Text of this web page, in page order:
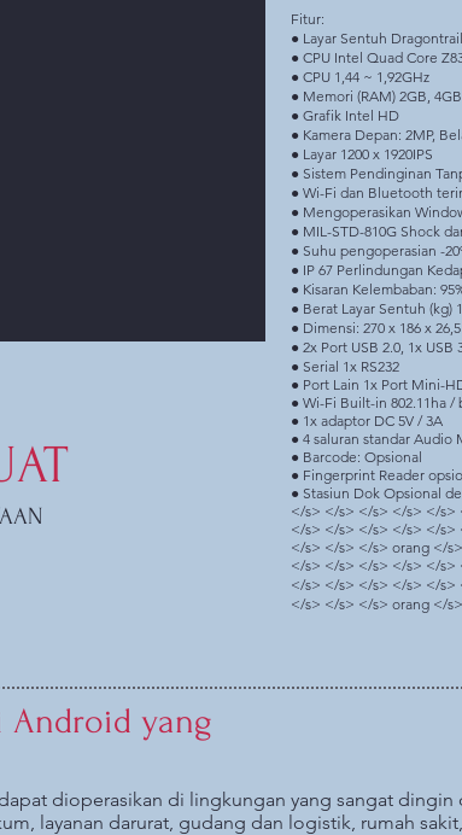
Fitur:
● Layar Sentuh Dragontrail
● CPU Intel Quad Core
● CPU 1,44 ~ 1,92GHz
● Memori (RAM) 2GB, 4GB
● Grafik Intel HD
● Kamera Depan: 2MP,
● Layar 1200 x 1920IPS
● Sistem Pendinginan
● Wi-Fi dan Bluetooth
● Mengoperasikan
● MIL-STD-810G Shock
● Suhu pengoperasian -
● IP 67 Perlindungan
● Kisaran Kelembaban:
● Berat Layar Sentuh (kg)
● Dimensi: 270 x 186 x
● 2x Port USB 2.0, 1x USB
● Serial 1x RS232
● Port Lain 1x Port Mini-
● Wi-Fi Built-in 802.11ha
● 1x adaptor DC 5V / 3A
● 4 saluran standar Audio
● Barcode: Opsional
● Fingerprint Reader
● Stasiun Dok Opsional
</s> </s> </s> </s> </
</s> </s> </s> </s> </
</s> </s> </s> orang </s>
</s> </s> </s> </s> </
</s> </s> </s> </s> </
</s> </s> </s> orang </s>
Android yang
dioperasikan di lingkungan yang sangat dingin
layanan darurat, gudang dan logistik, rumah